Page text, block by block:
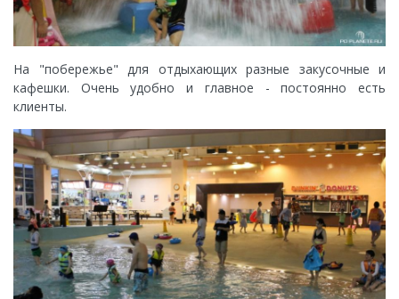
На "побережье" для отдыхающих разные закусочные и
кафешки. Очень удобно и главное - постоянно есть
клиенты.